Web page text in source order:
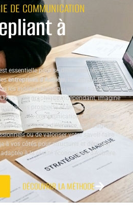
DE COMMUNICATION
à
essentielle pour se distinguer, le dépliant
entreprises d’Aubière
, les artisans de
les indépendants qui veulent tisser du
studio graphique indépendant, imagine
vos prospects et renforcer votre
où la communication doit être aussi
conçufait la différence, qu’il s’agisse
ou de valoriser votre savoir-faire
à vos côtés pour structurer et déployer
à la réalité économique d’Aubière.
DÉCOUVRIR LA MÉTHODE